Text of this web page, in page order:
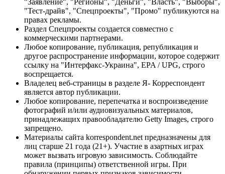
"Тест-драйв", "Спецпроекты", "Промо" публикуются на
правах рекламы.
Раздел Спецпроекты создается совместно с
коммерческими партнерами.
Любое копирование, публикация, републикация и
другое распространение информации, которое содержит
ссылку на "Интерфакс-Украина", EPA / UPG, строго
воспрещается.
Владелец веб-страницы в разделе Я- Корреспондент
является автор публикации.
Любое копирование, перепечатка и воспроизведение
фотографий и/или аудиовизуальных материалов,
принадлежащих правообладателю Getty Images, строго
запрещено.
Материалы сайта korrespondent.net предназначены для
лиц старше 21 года (21+). Участие в азартных играх
может вызвать игровую зависимость. Соблюдайте
правила (принципы) ответственной игры. При